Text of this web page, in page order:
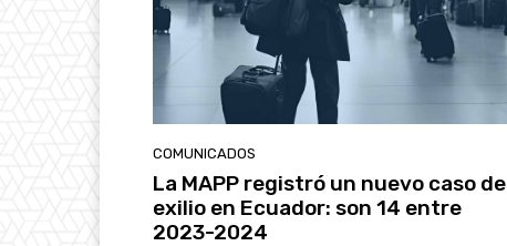
COMUNICADOS
La MAPP registró un nuevo caso de
exilio en Ecuador: son 14 entre
2023-2024